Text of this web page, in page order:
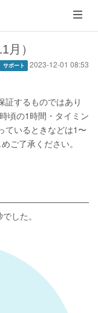
メ
ニ
ュ
ー
月）
サポート 2023-12-01 08:53
証するものではあり
頃の1時間・タイミン
ているときなどは1〜
ご了承ください。
した。